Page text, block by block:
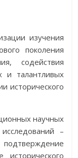
изучения
поколения
содействия
и талантливых
исторического
научных
–
исторического